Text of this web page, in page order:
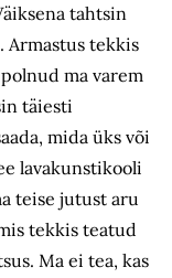
tahtsin
Armastus tekkis
ma varem
täiesti
mida üks või
lavakunstikooli
teise jutust aru
tekkis teatud
Ma ei tea, kas